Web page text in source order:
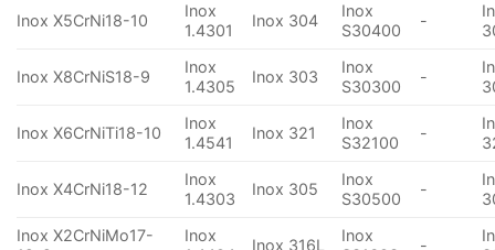
Inox X5CrNi18-10
Inox
1.4301
Inox 304
Inox
S30400
-
Inox X8CrNiS18-9
Inox
1.4305
Inox 303
Inox
S30300
-
Inox X6CrNiTi18-10
Inox
1.4541
Inox 321
Inox
S32100
-
Inox X4CrNi18-12
Inox
1.4303
Inox 305
Inox
S30500
-
Inox X2CrNiMo17-
Inox
Inox 316L
Inox
-